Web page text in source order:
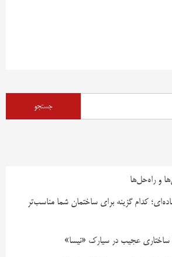
و راه‌حل‌ها
کدام گزینه برای ساختمان شما مناسب‌تر
عجیب در سیارک «نیسا»